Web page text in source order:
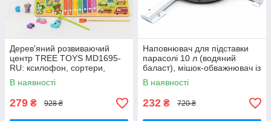
Дерев'яний розвиваючий
центр TREE TOYS MD1695-
RU: ксилофон, сортери,
рибальство, 10 рибок
В наявності
279 ₴ 928 ₴
Наповнювач для підставки
парасолі 10 л (водяний
баласт), мішок-обважнювач із
клапаном
В наявності
232 ₴ 720 ₴